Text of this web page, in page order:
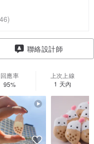
聯絡設計師
回應率
95%
上次上線
1 天內